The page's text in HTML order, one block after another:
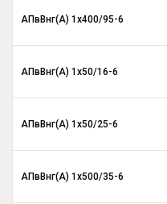
АПвВнг(A) 1х400/95-6
АПвВнг(A) 1х50/16-6
АПвВнг(A) 1х50/25-6
АПвВнг(A) 1х500/35-6